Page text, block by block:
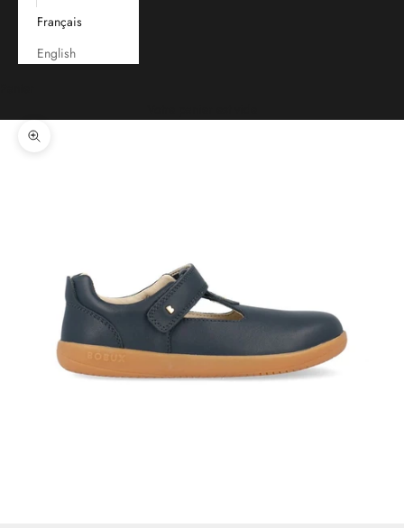
Français
English
Zoomer sur l'image